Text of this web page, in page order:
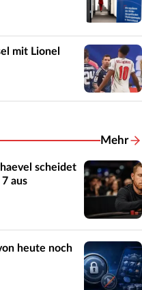
mit Lionel
Mehr
scheidet
aus
heute noch